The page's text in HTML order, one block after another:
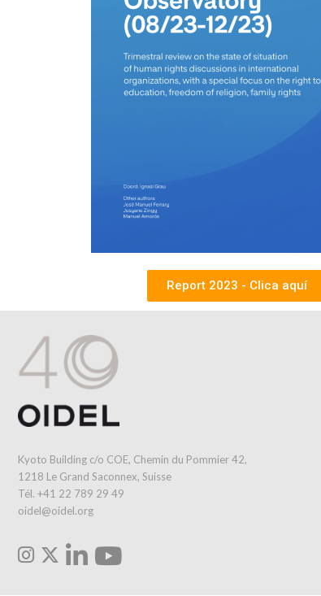
Report 2023 - Clica aquí
Kyoto Building c/o COE, Chemin du Pommier 42,
1218 Le Grand Saconnex, Suisse
Tél. +41 22 789 29 49
oidel@oidel.org